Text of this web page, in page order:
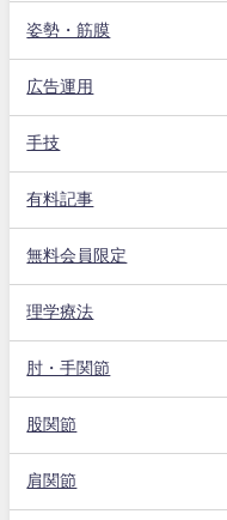
姿勢・筋膜
広告運用
手技
有料記事
無料会員限定
理学療法
肘・手関節
股関節
肩関節